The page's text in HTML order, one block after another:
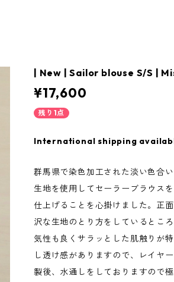
| New | Sailor blouse S/S |
¥17,600
残り1点
International shipping
群馬県で染色加工された淡い色合
生地を使用してセーラーブラウス
仕上げることを心掛けました。正
沢な生地のとり方をしているとこ
気性も良くサラッとした肌触りが
し透け感がありますので、レイヤ
製後、水通しをしておりますので